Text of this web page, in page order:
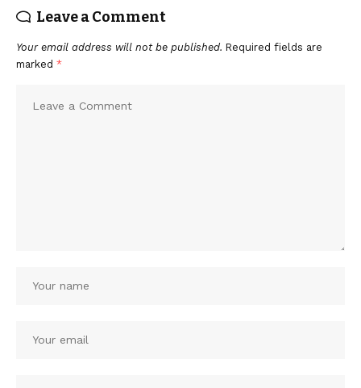
Leave a Comment
Your email address will not be published. Required fields are
marked *